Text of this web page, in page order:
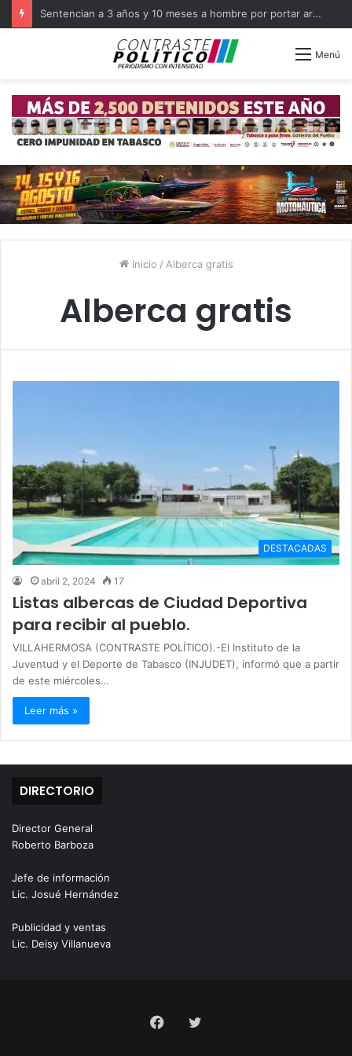
Sentencian a 3 años y 10 meses a hombre por portar arma en Balancán
Menú
Inicio / Alberca gratis
Alberca gratis
DESTACADAS
abril 2, 2024 17
Listas albercas de Ciudad Deportiva
para recibir al pueblo.
VILLAHERMOSA (CONTRASTE POLÍTICO).-El Instituto de la
Juventud y el Deporte de Tabasco (INJUDET), informó que a partir
de este miércoles…
Leer más »
DIRECTORIO
Director General
Roberto Barboza
Jefe de información
Lic. Josué Hernández
Publicidad y ventas
Lic. Deisy Villanueva
FacebookTwitter